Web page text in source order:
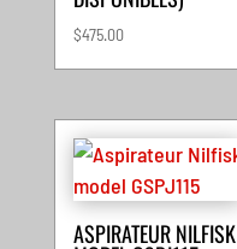
$475.00
ASPIRATEUR NILFISK